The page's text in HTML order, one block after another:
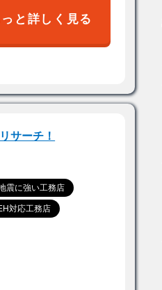
っと詳しく見る
サーチ！
震に強い工務店
対応工務店